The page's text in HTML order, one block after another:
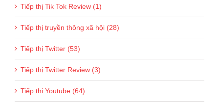
Tiếp thị Tik Tok Review (1)
Tiếp thị truyền thông xã hội (28)
Tiếp thị Twitter (53)
Tiếp thị Twitter Review (3)
Tiếp thị Youtube (64)